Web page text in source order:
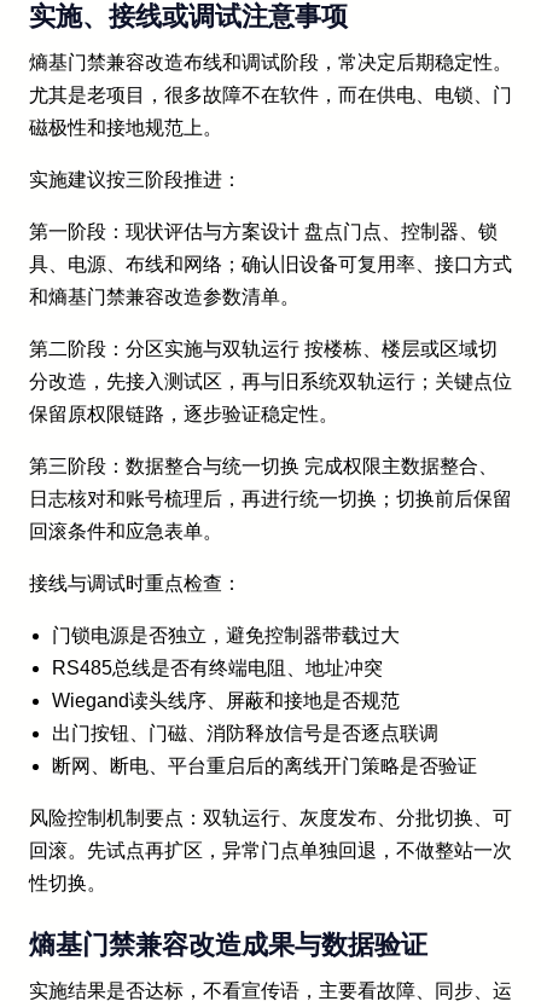
实施、接线或调试注意事项
熵基门禁兼容改造布线和调试阶段，常决定后期稳定性。
尤其是老项目，很多故障不在软件，而在供电、电锁、门
磁极性和接地规范上。
实施建议按三阶段推进：
第一阶段：现状评估与方案设计 盘点门点、控制器、锁
具、电源、布线和网络；确认旧设备可复用率、接口方式
和熵基门禁兼容改造参数清单。
第二阶段：分区实施与双轨运行 按楼栋、楼层或区域切
分改造，先接入测试区，再与旧系统双轨运行；关键点位
保留原权限链路，逐步验证稳定性。
第三阶段：数据整合与统一切换 完成权限主数据整合、
日志核对和账号梳理后，再进行统一切换；切换前后保留
回滚条件和应急表单。
接线与调试时重点检查：
门锁电源是否独立，避免控制器带载过大
RS485总线是否有终端电阻、地址冲突
Wiegand读头线序、屏蔽和接地是否规范
出门按钮、门磁、消防释放信号是否逐点联调
断网、断电、平台重启后的离线开门策略是否验证
风险控制机制要点：双轨运行、灰度发布、分批切换、可
回滚。先试点再扩区，异常门点单独回退，不做整站一次
性切换。
熵基门禁兼容改造成果与数据验证
实施结果是否达标，不看宣传语，主要看故障、同步、运